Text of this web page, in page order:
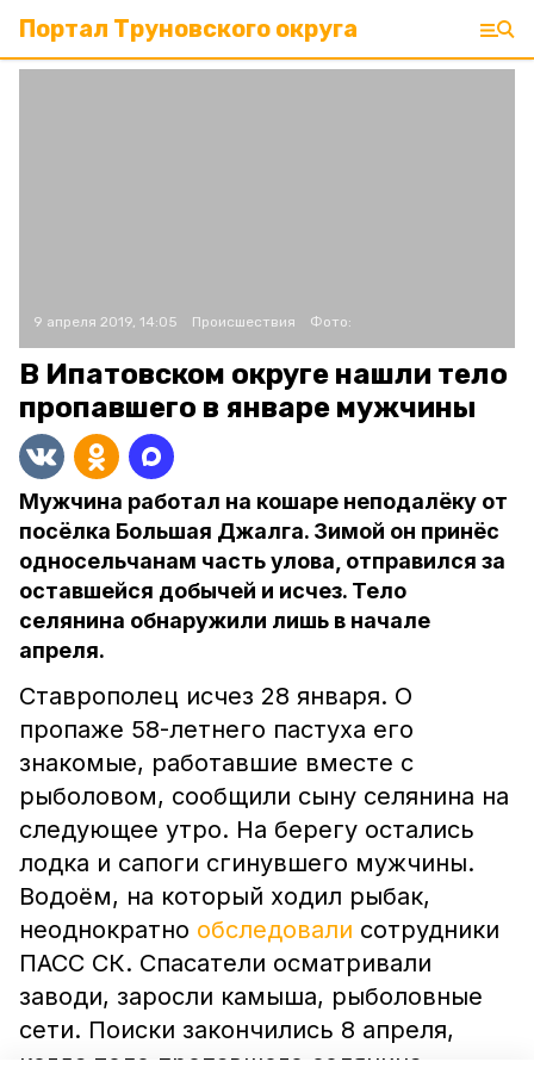
Портал Труновского округа
9 апреля 2019, 14:05 Происшествия Фото:
В Ипатовском округе нашли тело
пропавшего в январе мужчины
Мужчина работал на кошаре неподалёку от
посёлка Большая Джалга. Зимой он принёс
односельчанам часть улова, отправился за
оставшейся добычей и исчез. Тело
селянина обнаружили лишь в начале
апреля.
Ставрополец исчез 28 января. О
пропаже 58-летнего пастуха его
знакомые, работавшие вместе с
рыболовом, сообщили сыну селянина на
следующее утро. На берегу остались
лодка и сапоги сгинувшего мужчины.
Водоём, на который ходил рыбак,
неоднократно обследовали сотрудники
ПАСС СК. Спасатели осматривали
заводи, заросли камыша, рыболовные
сети. Поиски закончились 8 апреля,